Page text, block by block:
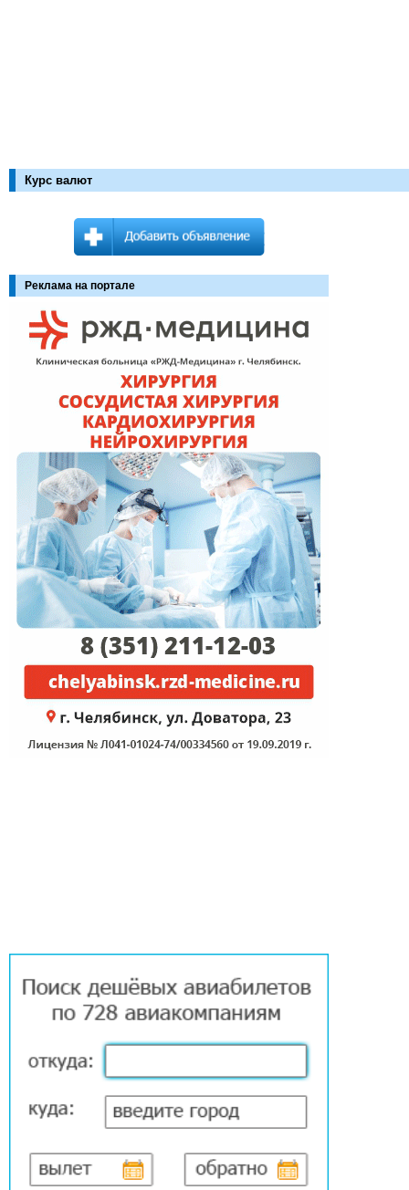
Курс валют
Реклама на портале